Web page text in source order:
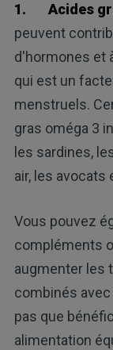
1. Acides
peuvent
d'hormones et
qui est un
menstruels.
gras oméga 3
les sardines,
air, les avocats
Vous pouvez
compléments
augmenter les
combinés
pas que
alimentation